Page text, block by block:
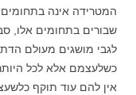
המטרידה אינה
שבורים בתחומים אלו,
לגבי מושגים מעולם
כשלעצמם אלא לכל
אין להם עוד תוקף